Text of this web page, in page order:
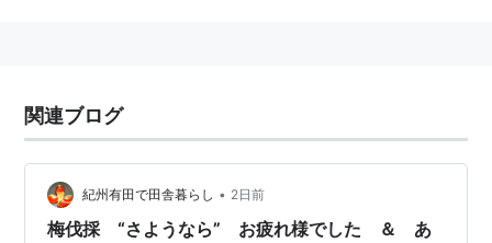
関連ブログ
紀州有田で田舎暮らし • 2日前
梅伐採 “さようなら” お疲れ様でした ＆ あ